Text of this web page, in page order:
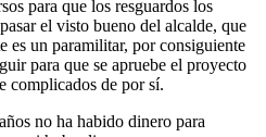
para que los resguardos los
el visto bueno del alcalde, que
es un paramilitar, por consiguiente
para que se apruebe el proyecto
complicados de por sí.
no ha habido dinero para